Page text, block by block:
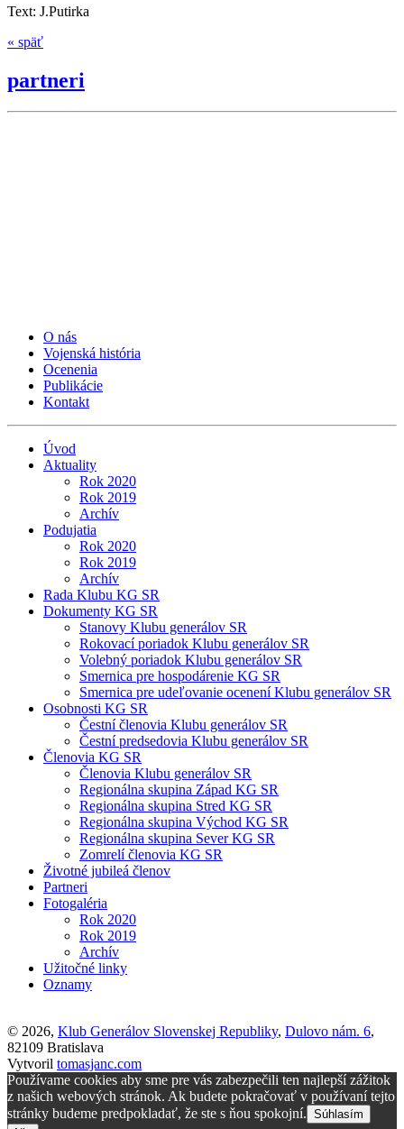
Text: J.Putirka
« späť
partneri
O nás
Vojenská história
Ocenenia
Publikácie
Kontakt
Úvod
Aktuality
Rok 2020
Rok 2019
Archív
Podujatia
Rok 2020
Rok 2019
Archív
Rada Klubu KG SR
Dokumenty KG SR
Stanovy Klubu generálov SR
Rokovací poriadok Klubu generálov SR
Volebný poriadok Klubu generálov SR
Smernica pre hospodárenie KG SR
Smernica pre udeľovanie ocenení Klubu generálov SR
Osobnosti KG SR
Čestní členovia Klubu generálov SR
Čestní predsedovia Klubu generálov SR
Členovia KG SR
Členovia Klubu generálov SR
Regionálna skupina Západ KG SR
Regionálna skupina Stred KG SR
Regionálna skupina Východ KG SR
Regionálna skupina Sever KG SR
Zomrelí členovia KG SR
Životné jubileá členov
Partneri
Fotogaléria
Rok 2020
Rok 2019
Archív
Užitočné linky
Oznamy
© 2026, Klub Generálov Slovenskej Republiky, Dulovo nám. 6,
82109 Bratislava
Vytvoril tomasjanc.com
Používame cookies aby sme pre vás zabezpečili ten najlepší zážitok
z našich webových stránok. Ak budete pokračovať v používaní tejto
stránky budeme predpokladať, že ste s ňou spokojní. Súhlasím